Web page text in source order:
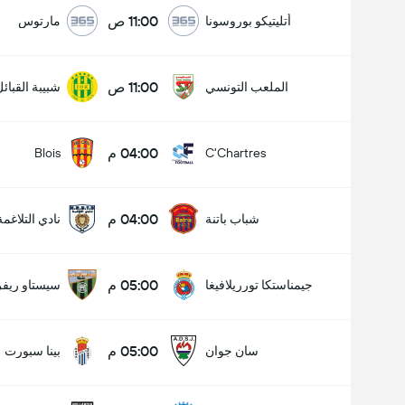
أتليتيكو بوروسونا 11:00 ص مارتوس
الملعب التونسي 11:00 ص شبيبة
C'Chartres 04:00 م Blois
شباب باتنة 04:00 م نادي
جيمناستكا تورريلافيغا 05:00 م سيستاو
سان جوان 05:00 م بينا سبورت